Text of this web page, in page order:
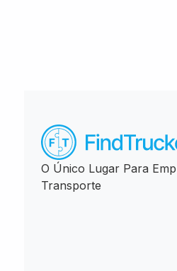
O Único Lugar Para
Transporte